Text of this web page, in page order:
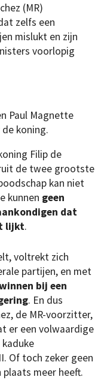
(MR)
zelfs een
mislukt en zijn
voorlopig
Paul Magnette
koning.
Filip de
de twee grootste
kan niet
kunnen geen
dat
lijkt.
voltrekt zich
partijen, en met
bij een
. En dus
de MR-voorzitter,
er een volwaardige
Of toch zeker geen
meer heeft.